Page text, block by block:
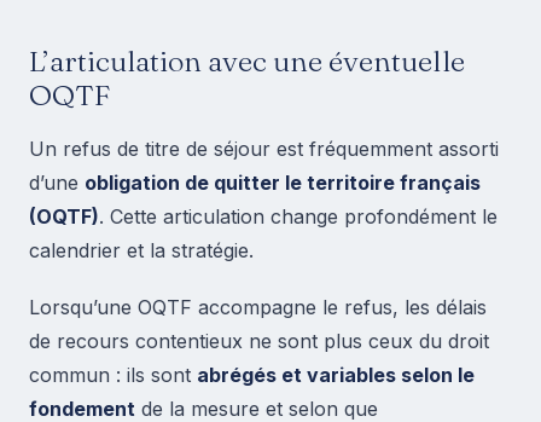
L’articulation avec une éventuelle
OQTF
Un refus de titre de séjour est fréquemment assorti
d’une obligation de quitter le territoire français
(OQTF). Cette articulation change profondément le
calendrier et la stratégie.
Lorsqu’une OQTF accompagne le refus, les délais
de recours contentieux ne sont plus ceux du droit
commun : ils sont abrégés et variables selon le
fondement de la mesure et selon que